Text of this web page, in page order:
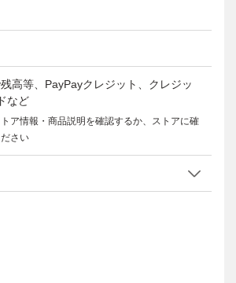
高等、PayPayクレジット、クレジッ
など
ア情報・商品説明を確認するか、ストアに確
さい